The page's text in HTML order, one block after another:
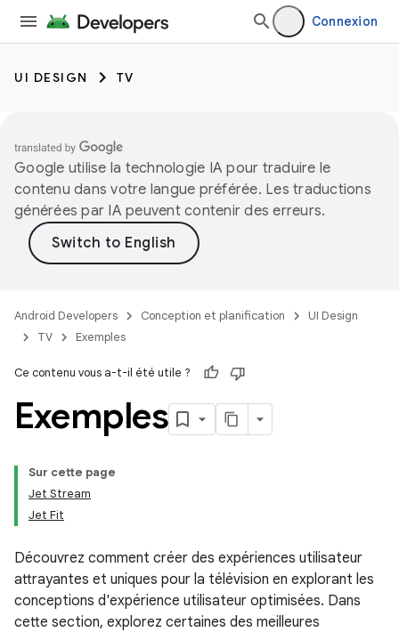
Connexion
UI DESIGN TV
Google utilise la technologie IA pour traduire le
contenu dans votre langue préférée. Les traductions
générées par IA peuvent contenir des erreurs.
Android Developers Conception et planification
UI Design
TV
Exemples
Ce contenu vous a-t-il été utile ?
Exemples
Sur cette page
Jet Stream
Jet Fit
Découvrez comment créer des expériences utilisateur
attrayantes et uniques pour la télévision en explorant les
conceptions d'expérience utilisateur optimisées. Dans
cette section, explorez certaines des meilleures